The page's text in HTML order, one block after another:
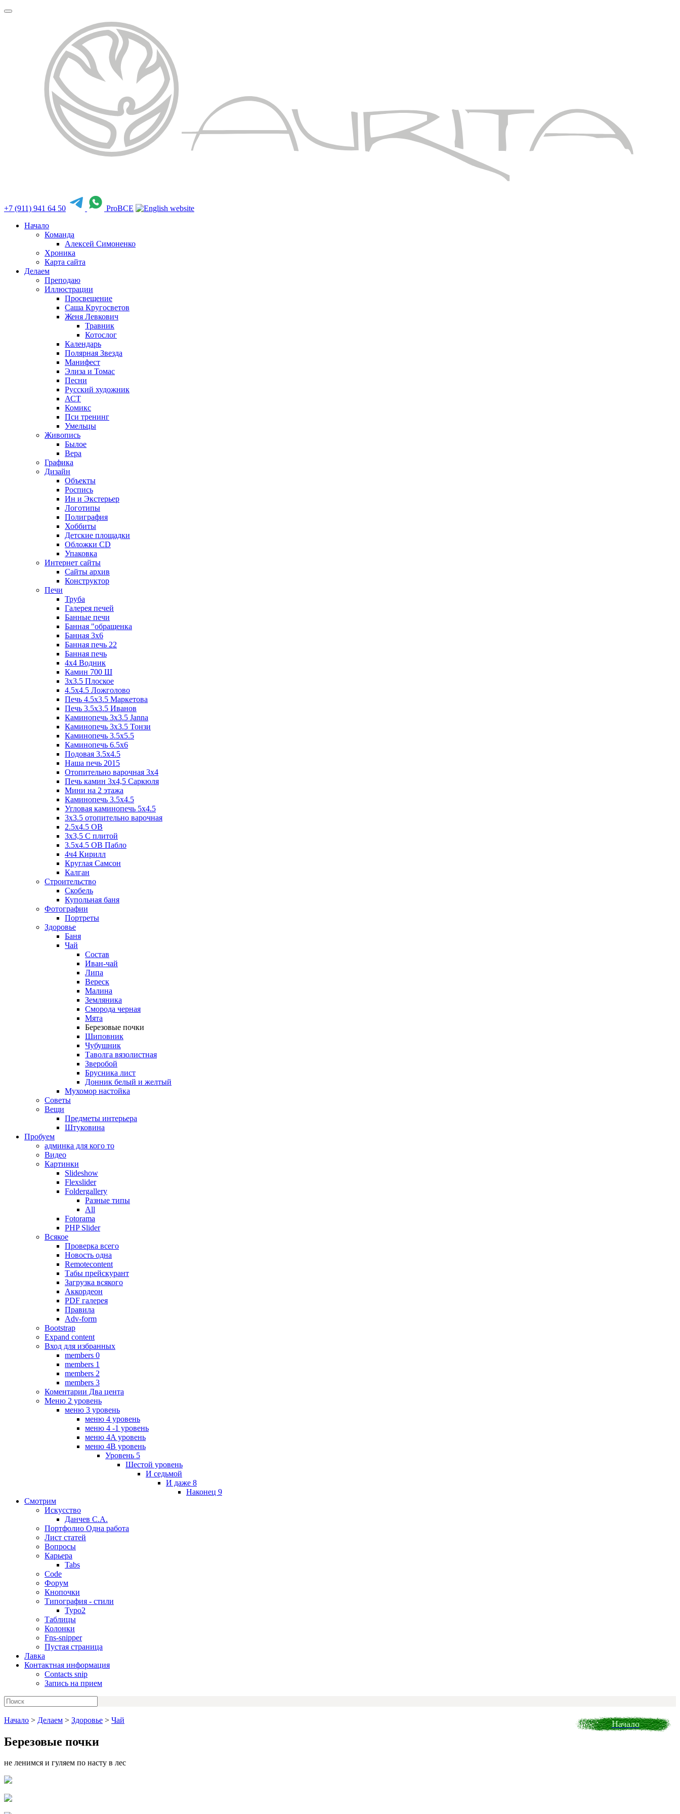
+7 (911) 941 64 50
ProBCE
Начало
Команда
Алексей Симоненко
Хроника
Карта сайта
Делаем
Преподаю
Иллюстрации
Просвещение
Саша Кругосветов
Женя Левкович
Травник
Котослог
Календарь
Полярная Звезда
Манифест
Элиза и Томас
Песни
Русский художник
АСТ
Комикс
Пси тренинг
Умельцы
Живопись
Былое
Вера
Графика
Дизайн
Объекты
Роспись
Ин и Экстерьер
Логотипы
Полиграфия
Хоббиты
Детские площадки
Обложки CD
Упаковка
Интернет сайты
Сайты архив
Конструктор
Печи
Труба
Галерея печей
Банные печи
Банная "обращенка
Банная 3х6
Банная печь 22
Банная печь
4х4 Водник
Камин 700 Ш
3x3.5 Плоское
4.5x4.5 Ложголово
Печь 4.5x3.5 Маркетова
Печь 3.5x3.5 Иванов
Каминопечь 3x3.5 Janna
Каминопечь 3x3.5 Тонзи
Каминопечь 3.5х5.5
Каминопечь 6.5x6
Подовая 3.5х4.5
Наша печь 2015
Отопительно варочная 3х4
Печь камин 3х4,5 Саркюля
Мини на 2 этажа
Каминопечь 3.5х4.5
Угловая каминопечь 5х4.5
3х3.5 отопительно варочная
2.5х4.5 ОВ
3х3,5 C плитой
3.5х4.5 ОВ Пабло
4ч4 Кирилл
Круглая Самсон
Калган
Строительство
Скобель
Купольная баня
Фотографии
Портреты
Здоровье
Баня
Чай
Состав
Иван-чай
Липа
Вереск
Малина
Земляника
Сморода черная
Мята
Березовые почки
Шиповник
Чубушник
Таволга вязолистная
Зверобой
Брусника лист
Донник белый и желтый
Мухомор настойка
Советы
Вещи
Предметы интерьера
Штуковина
Пробуем
админка для кого то
Видео
Картинки
Slideshow
Flexslider
Foldergallery
Разные типы
All
Fotorama
PHP Slider
Всякое
Проверка всего
Новость одна
Remotecontent
Табы прейскурант
Загрузка всякого
Аккордеон
PDF галерея
Правила
Adv-form
Bootstrap
Expand content
Вход для избранных
members 0
members 1
members 2
members 3
Коментарии Два цента
Меню 2 уровень
меню 3 уровень
меню 4 уровень
меню 4 -1 уровень
меню 4A уровень
меню 4B уровень
Уровень 5
Шестой уровень
И седьмой
И даже 8
Наконец 9
Смотрим
Искусство
Данчев С.А.
Портфолио Одна работа
Лист статей
Вопросы
Карьера
Tabs
Code
Форум
Кнопочки
Типография - стили
Typo2
Таблицы
Колонки
Fns-snipper
Пустая страница
Лавка
Контактная информация
Contacts snip
Запись на прием
Начало
Начало > Делаем > Здоровье > Чай
Березовые почки
не ленимся и гуляем по насту в лес